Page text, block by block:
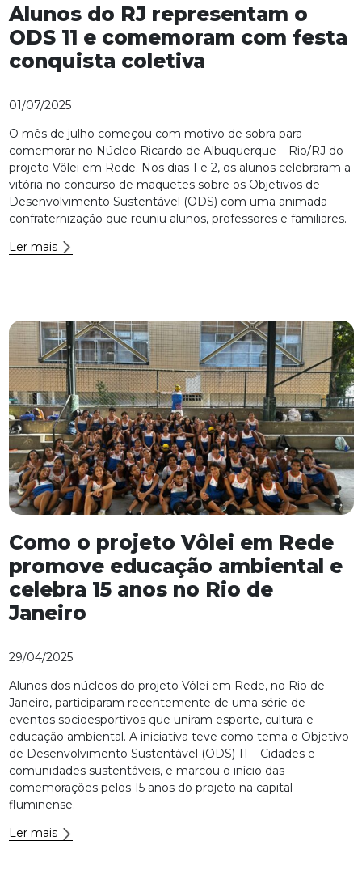
Alunos do RJ representam o
ODS 11 e comemoram com festa
conquista coletiva
01/07/2025
O mês de julho começou com motivo de sobra para
comemorar no Núcleo Ricardo de Albuquerque – Rio/RJ do
projeto Vôlei em Rede. Nos dias 1 e 2, os alunos celebraram a
vitória no concurso de maquetes sobre os Objetivos de
Desenvolvimento Sustentável (ODS) com uma animada
confraternização que reuniu alunos, professores e familiares.
Ler mais
Como o projeto Vôlei em Rede
promove educação ambiental e
celebra 15 anos no Rio de
Janeiro
29/04/2025
Alunos dos núcleos do projeto Vôlei em Rede, no Rio de
Janeiro, participaram recentemente de uma série de
eventos socioesportivos que uniram esporte, cultura e
educação ambiental. A iniciativa teve como tema o Objetivo
de Desenvolvimento Sustentável (ODS) 11 – Cidades e
comunidades sustentáveis, e marcou o início das
comemorações pelos 15 anos do projeto na capital
fluminense.
Ler mais